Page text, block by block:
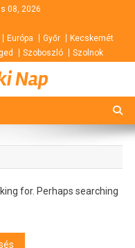
08, 2026
Európa Győr
Kecskemét
Szoboszló Szolnok
Nap
for. Perhaps searching